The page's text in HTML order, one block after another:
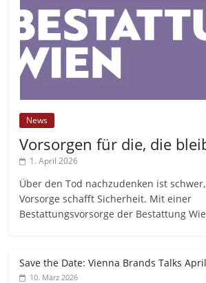
News
Vorsorgen für die, die
1. April 2026
Über den Tod nachzudenken ist
Vorsorge schafft Sicherheit. Mit einer
Bestattungsvorsorge der Bestattung
Save the Date: Vienna Brands Talks
10. März 2026